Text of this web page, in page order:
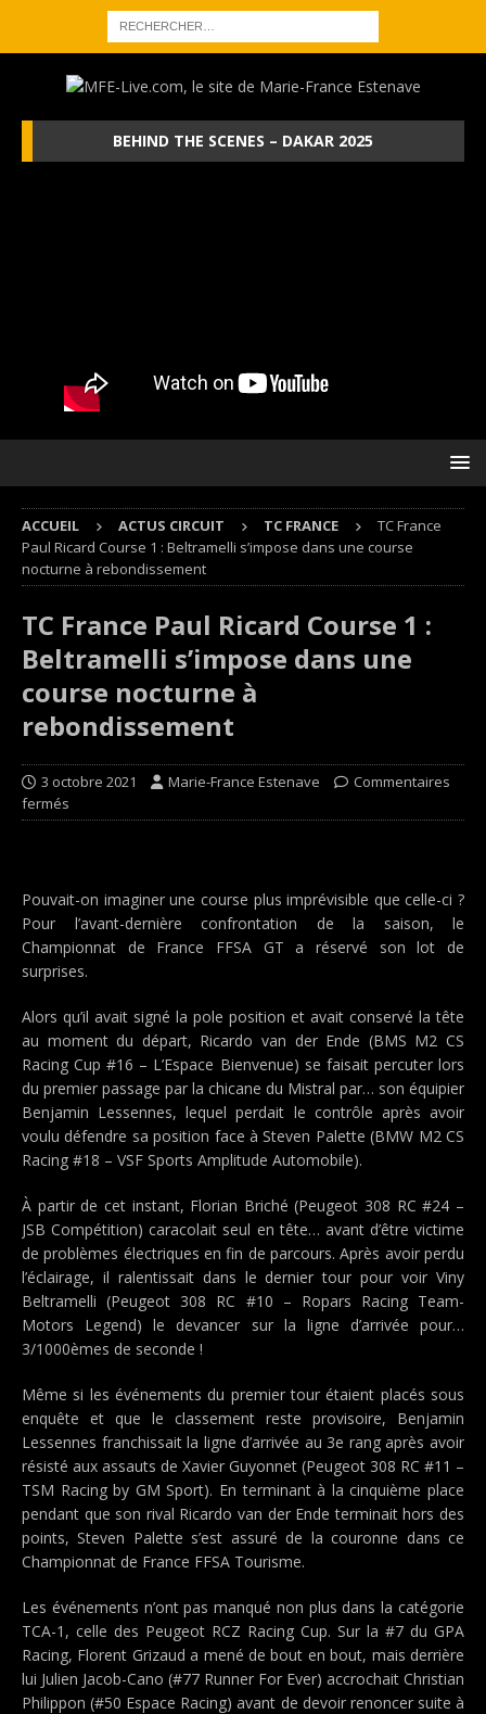
BEHIND THE SCENES – DAKAR 2025
ACCUEIL ACTUS CIRCUIT TC FRANCE
TC France
Paul Ricard Course 1 : Beltramelli s’impose dans une course
nocturne à rebondissement
TC France Paul Ricard Course 1 :
Beltramelli s’impose dans une
course nocturne à
rebondissement
3 octobre 2021 Marie-France Estenave
Commentaires
fermés
Pouvait-on imaginer une course plus imprévisible que celle-ci ?
Pour l’avant-dernière confrontation de la saison, le
Championnat de France FFSA GT a réservé son lot de
surprises.
Alors qu’il avait signé la pole position et avait conservé la tête
au moment du départ, Ricardo van der Ende (BMS M2 CS
Racing Cup #16 – L’Espace Bienvenue) se faisait percuter lors
du premier passage par la chicane du Mistral par… son équipier
Benjamin Lessennes, lequel perdait le contrôle après avoir
voulu défendre sa position face à Steven Palette (BMW M2 CS
Racing #18 – VSF Sports Amplitude Automobile).
À partir de cet instant, Florian Briché (Peugeot 308 RC #24 –
JSB Compétition) caracolait seul en tête… avant d’être victime
de problèmes électriques en fin de parcours. Après avoir perdu
l’éclairage, il ralentissait dans le dernier tour pour voir Viny
Beltramelli (Peugeot 308 RC #10 – Ropars Racing Team-
Motors Legend) le devancer sur la ligne d’arrivée pour…
3/1000èmes de seconde !
Même si les événements du premier tour étaient placés sous
enquête et que le classement reste provisoire, Benjamin
Lessennes franchissait la ligne d’arrivée au 3e rang après avoir
résisté aux assauts de Xavier Guyonnet (Peugeot 308 RC #11 –
TSM Racing by GM Sport). En terminant à la cinquième place
pendant que son rival Ricardo van der Ende terminait hors des
points, Steven Palette s’est assuré de la couronne dans ce
Championnat de France FFSA Tourisme.
Les événements n’ont pas manqué non plus dans la catégorie
TCA-1, celle des Peugeot RCZ Racing Cup. Sur la #7 du GPA
Racing, Florent Grizaud a mené de bout en bout, mais derrière
lui Julien Jacob-Cano (#77 Runner For Ever) accrochait Christian
Philippon (#50 Espace Racing) avant de devoir renoncer suite à